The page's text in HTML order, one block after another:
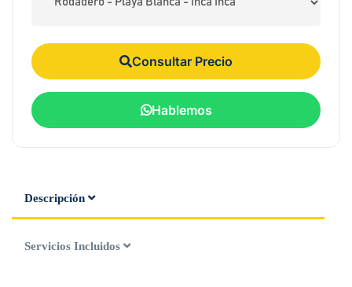
Consultar Precio
Hablemos
Descripción
Servicios Incluidos